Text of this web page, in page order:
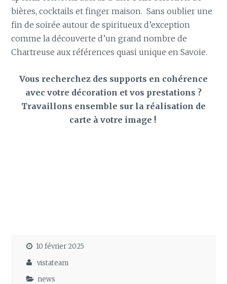
bières, cocktails et finger maison. Sans oublier une
fin de soirée autour de spiritueux d’exception
comme la découverte d’un grand nombre de
Chartreuse aux références quasi unique en Savoie.
Vous recherchez des supports en cohérence
avec votre décoration et vos prestations ?
Travaillons ensemble sur la réalisation de
carte à votre image !
10 février 2025
vistateam
news